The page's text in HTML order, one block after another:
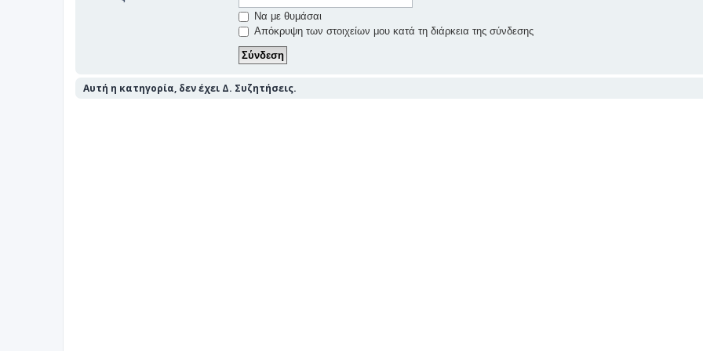
Να με θυμάσαι
Απόκρυψη των στοιχείων μου κατά τη διάρκεια της σύνδεσης
Αυτή η κατηγορία, δεν έχει Δ. Συζητήσεις.